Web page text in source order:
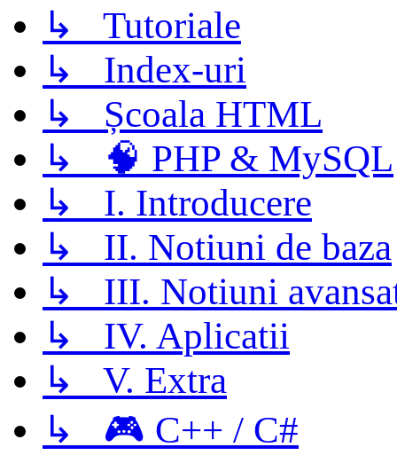
↳ Tutoriale
↳ Index-uri
↳ Școala HTML
↳ 🧠 PHP & MySQL
↳ I. Introducere
↳ II. Notiuni de baza
↳ III. Notiuni
↳ IV. Aplicatii
↳ V. Extra
↳ 🎮 C++ / C#